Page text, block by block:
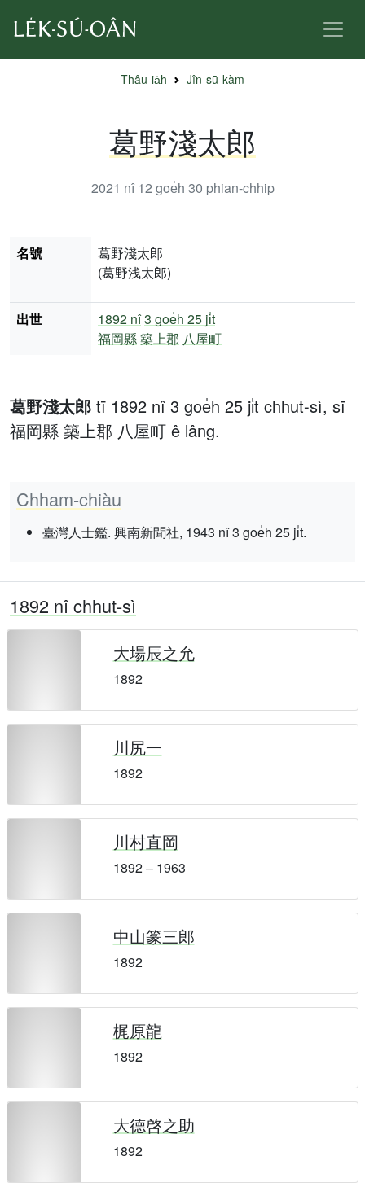
Thâu-ia̍h Jîn-sū-kàm
葛野淺太郎
2021 nî 12 goe̍h 30 phian-chhip
葛野淺太郎 tī 1892 nî 3 goe̍h 25 ji̍t chhut-sì, sī
福岡縣 築上郡 八屋町 ê lâng.
Chham-chiàu
臺灣人士鑑. 興南新聞社, 1943 nî 3 goe̍h 25 ji̍t.
名號
葛野淺太郎
(葛野浅太郎)
出世 1892 nî3 goe̍h 25 ji̍t
福岡縣築上郡 八屋町
1892 nî chhut-sì
大場辰之允
1892
川尻一
1892
川村直岡
1892 – 1963
中山篆三郎
1892
梶原龍
1892
大德啓之助
1892